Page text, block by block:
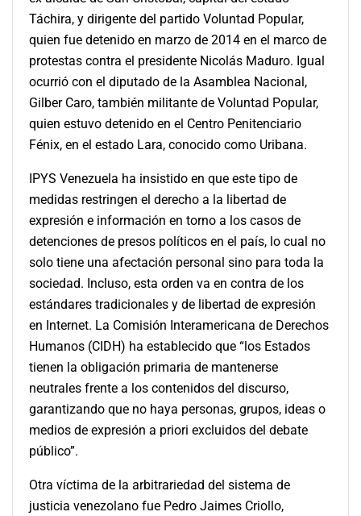
Táchira, y dirigente del partido Voluntad Popular,
quien fue detenido en marzo de 2014 en el marco de
protestas contra el presidente Nicolás Maduro. Igual
ocurrió con el diputado de la Asamblea Nacional,
Gilber Caro, también militante de Voluntad Popular,
quien estuvo detenido en el Centro Penitenciario
Fénix, en el estado Lara, conocido como Uribana.
IPYS Venezuela ha insistido en que este tipo de
medidas restringen el derecho a la libertad de
expresión e información en torno a los casos de
detenciones de presos políticos en el país, lo cual no
solo tiene una afectación personal sino para toda la
sociedad. Incluso, esta orden va en contra de los
estándares tradicionales y de libertad de expresión
en Internet. La Comisión Interamericana de Derechos
Humanos (CIDH) ha establecido que “los Estados
tienen la obligación primaria de mantenerse
neutrales frente a los contenidos del discurso,
garantizando que no haya personas, grupos, ideas o
medios de expresión a priori excluidos del debate
público”.
Otra víctima de la arbitrariedad del sistema de
justicia venezolano fue Pedro Jaimes Criollo,